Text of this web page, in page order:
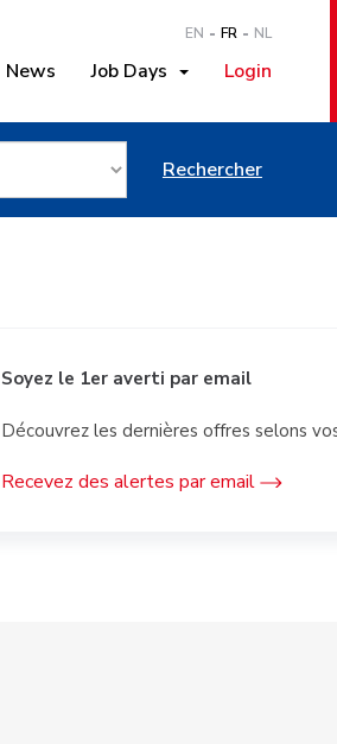
EN FR NL
News Job Days Login
Rechercher à
Soyez le 1er averti par email
Découvrez les dernières offres selons
Recevez des alertes par email